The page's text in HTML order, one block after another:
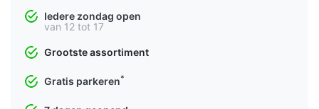
Iedere zondag open
van 12 tot 17
Grootste assortiment
Gratis parkeren*